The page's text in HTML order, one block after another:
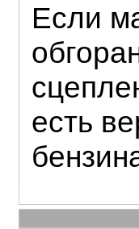
Если
есть